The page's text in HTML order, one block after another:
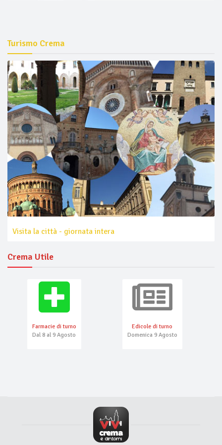
Turismo Crema
Visita la città - giornata intera
Crema Utile
Farmacie di turno
Dal 8 al 9 Agosto
Edicole di turno
Domenica 9 Agosto